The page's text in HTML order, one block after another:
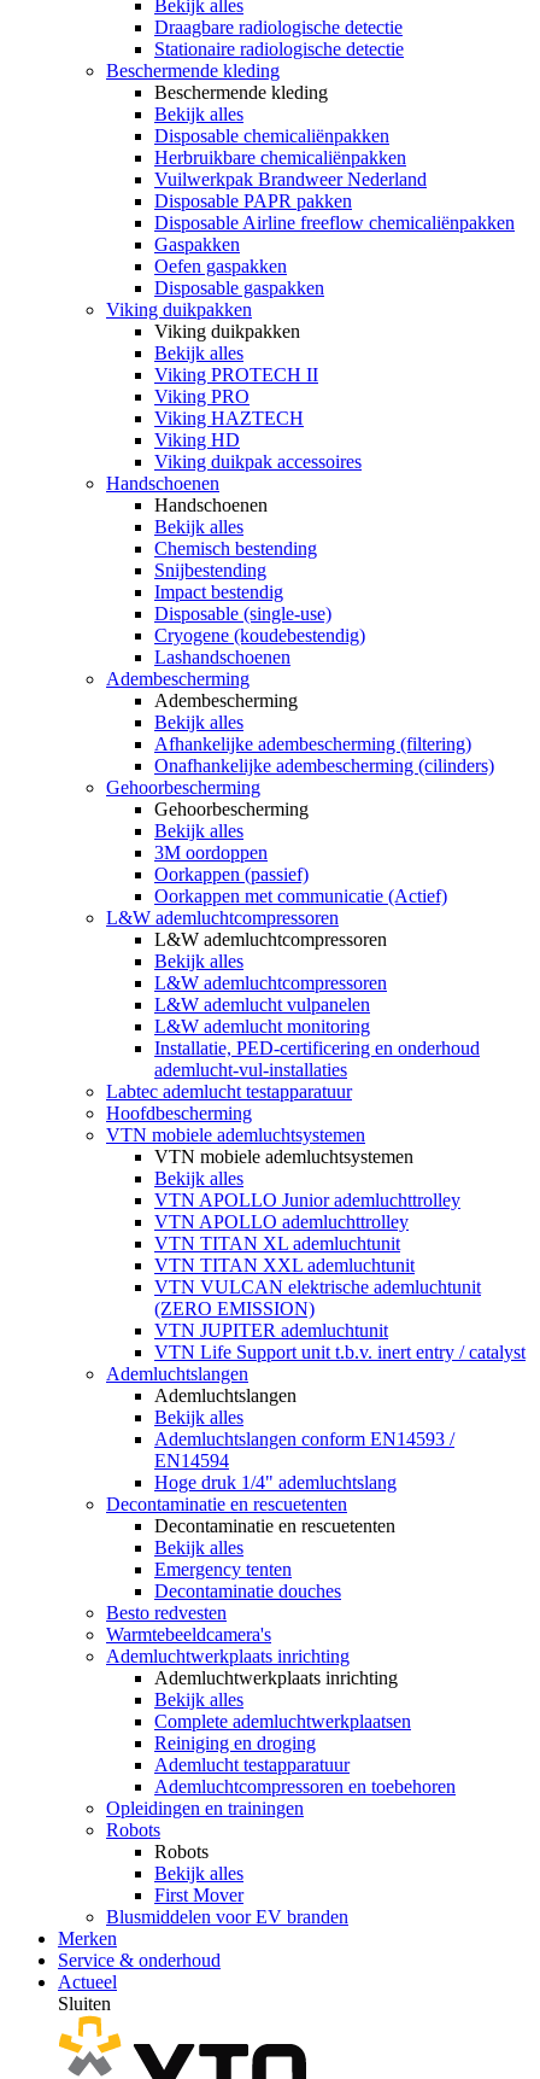
Bekijk alles
Draagbare radiologische detectie
Stationaire radiologische detectie
Beschermende kleding
Beschermende kleding
Bekijk alles
Disposable chemicaliënpakken
Herbruikbare chemicaliënpakken
Vuilwerkpak Brandweer Nederland
Disposable PAPR pakken
Disposable Airline freeflow chemicaliënpakken
Gaspakken
Oefen gaspakken
Disposable gaspakken
Viking duikpakken
Viking duikpakken
Bekijk alles
Viking PROTECH II
Viking PRO
Viking HAZTECH
Viking HD
Viking duikpak accessoires
Handschoenen
Handschoenen
Bekijk alles
Chemisch bestending
Snijbestending
Impact bestendig
Disposable (single-use)
Cryogene (koudebestendig)
Lashandschoenen
Adembescherming
Adembescherming
Bekijk alles
Afhankelijke adembescherming (filtering)
Onafhankelijke adembescherming (cilinders)
Gehoorbescherming
Gehoorbescherming
Bekijk alles
3M oordoppen
Oorkappen (passief)
Oorkappen met communicatie (Actief)
L&W ademluchtcompressoren
L&W ademluchtcompressoren
Bekijk alles
L&W ademluchtcompressoren
L&W ademlucht vulpanelen
L&W ademlucht monitoring
Installatie, PED-certificering en onderhoud
ademlucht-vul-installaties
Labtec ademlucht testapparatuur
Hoofdbescherming
VTN mobiele ademluchtsystemen
VTN mobiele ademluchtsystemen
Bekijk alles
VTN APOLLO Junior ademluchttrolley
VTN APOLLO ademluchttrolley
VTN TITAN XL ademluchtunit
VTN TITAN XXL ademluchtunit
VTN VULCAN elektrische ademluchtunit
(ZERO EMISSION)
VTN JUPITER ademluchtunit
VTN Life Support unit t.b.v. inert entry / catalyst
Ademluchtslangen
Ademluchtslangen
Bekijk alles
Ademluchtslangen conform EN14593 /
EN14594
Hoge druk 1/4" ademluchtslang
Decontaminatie en rescuetenten
Decontaminatie en rescuetenten
Bekijk alles
Emergency tenten
Decontaminatie douches
Besto redvesten
Warmtebeeldcamera's
Ademluchtwerkplaats inrichting
Ademluchtwerkplaats inrichting
Bekijk alles
Complete ademluchtwerkplaatsen
Reiniging en droging
Ademlucht testapparatuur
Ademluchtcompressoren en toebehoren
Opleidingen en trainingen
Robots
Robots
Bekijk alles
First Mover
Blusmiddelen voor EV branden
Merken
Service & onderhoud
Actueel
Sluiten